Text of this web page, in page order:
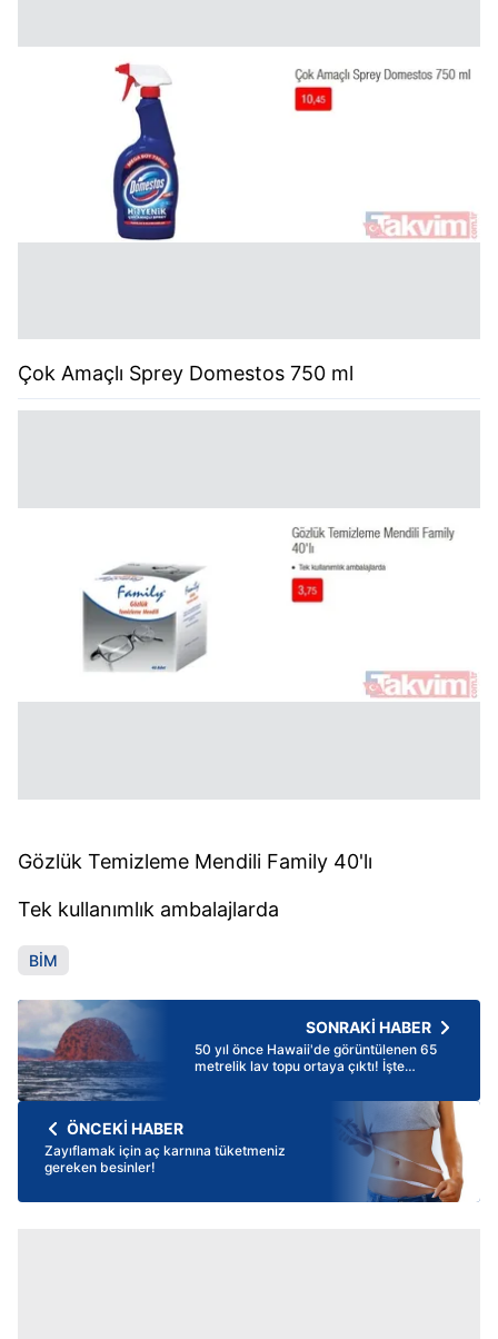
Çok Amaçlı Sprey Domestos 750 ml
Gözlük Temizleme Mendili Family 40'lı
Tek kullanımlık ambalajlarda
BİM
SONRAKİ HABER
50 yıl önce Hawaii'de görüntülenen 65
metrelik lav topu ortaya çıktı! İşte
ÖNCEKİ HABER
Zayıflamak için aç karnına tüketmeniz
gereken besinler!